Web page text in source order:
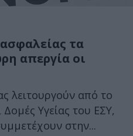
τα
απεργία οι
λειτουργούν από το
Υγείας του ΕΣΥ,
στην...